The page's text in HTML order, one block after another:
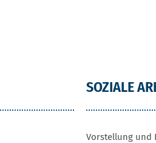
SOZIALE
Vorstellung und